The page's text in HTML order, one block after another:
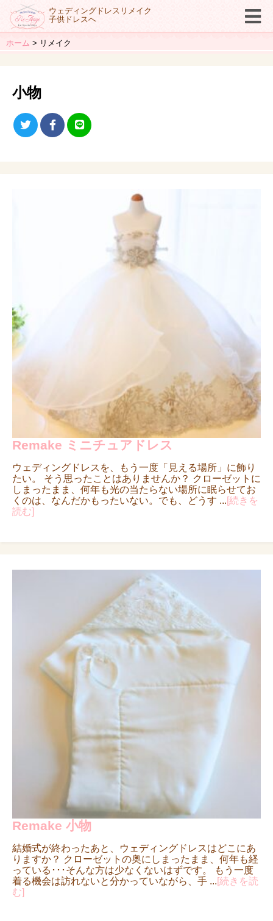
ウェディングドレスリメイク
子供ドレスへ
ホーム リメイク
小物
Remake ミニチュアドレス
ウェディングドレスを、もう一度「見える場所」に飾り
たい。 そう思ったことはありませんか？ クローゼットに
しまったまま、何年も光の当たらない場所に眠らせてお
くのは、なんだかもったいない。でも、どうす ...[続きを
読む]
Remake 小物
結婚式が終わったあと、ウェディングドレスはどこにあ
りますか？ クローゼットの奥にしまったまま、何年も経
っている･･･そんな方は少なくないはずです。 もう一度
着る機会は訪れないと分かっていながら、手 ...[続きを読
む]